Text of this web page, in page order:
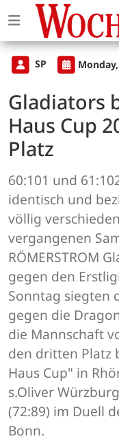
SP
Gladiators
Haus Cup
Platz
60:101 und
identisch und
völlig
vergangenen
RÖMERSTROM
gegen den
Sonntag siegten
gegen die
die Mannschaft
den dritten Platz
Haus Cup" in
s.Oliver
(72:89) im Duell
Bonn.